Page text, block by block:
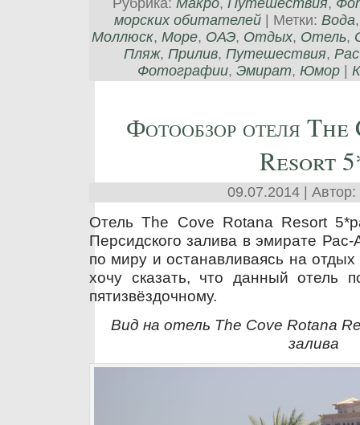
морских обитателей | Метки: Вода
Моллюск, Море, ОАЭ, Отдых, Отель,
Пляж, Прилив, Путешествия,
Фотографии, Эмират, Юмор|
Фотообзор отеля
Resort
09.07.2014 | Автор:
Отель The Cove Rotana Resort
Персидского залива в эмирате
по миру и останавливаясь на отдых
хочу сказать, что данный отель
пятизвёздочному.
Вид на отель The Cove Rotana
залива